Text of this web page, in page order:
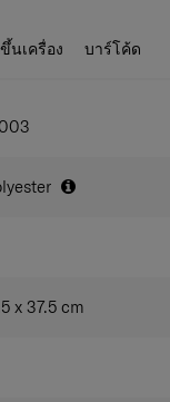
world. Every
and grace
or use it as
นเครื่อง บาร์โค้ด
x 37.5 cm